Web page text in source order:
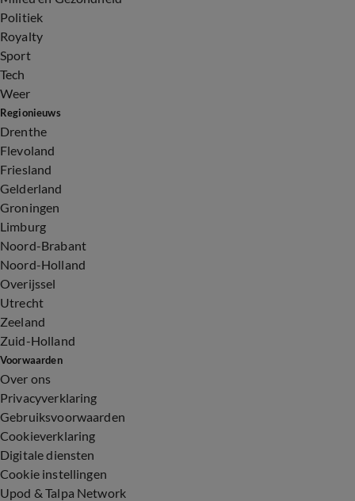
Politiek
Royalty
Sport
Tech
Weer
Regionieuws
Drenthe
Flevoland
Friesland
Gelderland
Groningen
Limburg
Noord-Brabant
Noord-Holland
Overijssel
Utrecht
Zeeland
Zuid-Holland
Voorwaarden
Over ons
Privacyverklaring
Gebruiksvoorwaarden
Cookieverklaring
Digitale diensten
Cookie instellingen
Upod & Talpa Network